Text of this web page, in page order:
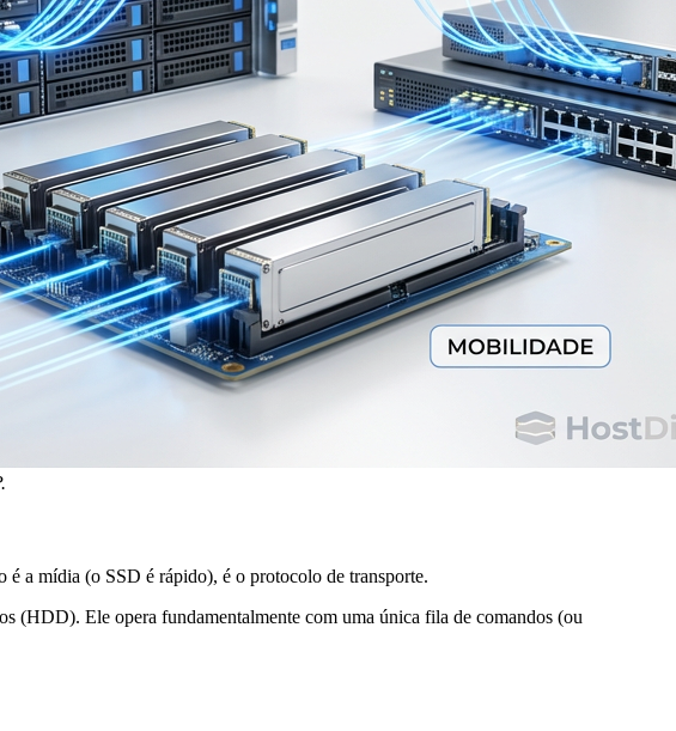
a mídia (o SSD é rápido), é o protocolo de transporte.
(HDD). Ele opera fundamentalmente com uma única fila de comandos (ou